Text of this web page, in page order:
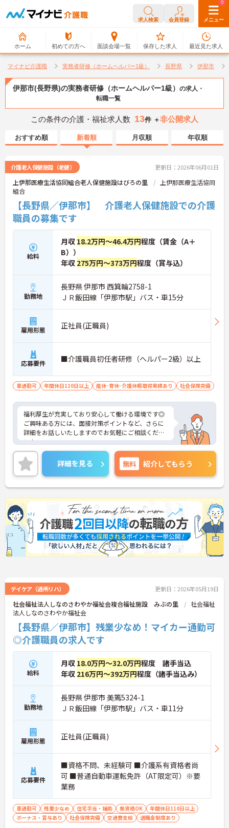
求人検索 会員登録 メニュー
ホーム 初めての方へ 面談会場一覧
0
保存した求人
0
最近見た求人
マイナビ介護職 実務者研修（ホームヘルパー1級） 長野県 伊那市
伊那市(長野県)の実務者研修（ホームヘルパー1級） の求人・
転職一覧
この条件の介護・福祉求人数 13件 ＋非公開求人
おすすめ順 新着順 月収順 年収順
介護老人保健施設（老健） 更新日：2026年06月01日
上伊那医療生活協同組合老人保健施設はびろの里
上伊那医療生活協同
組合
【長野県／伊那市】 介護老人保健施設での介護
職員の募集です
給料
月収 18.2万円～46.4万円程度（賃金（A＋
B））
年収 275万円～373万円程度（賞与込）
勤務地
長野県 伊那市 西箕輪2758-1
ＪＲ飯田線「伊那市駅」バス・車15分
雇用形態 正社員(正職員)
応募要件 ■介護職員初任者研修（ヘルパー2級）以上
車通勤可 年間休日110日以上 産休･育休･介護休暇取得実績あり 社会保険完備
福利厚生が充実しており安心して働ける環境です◎
ご興味ある方には、面接対策ポイントなど、さらに
詳細をお話しいたしますのでお気軽にご相談くださ
い！
詳細を見る 無料 紹介してもらう
デイケア（通所リハ） 更新日：2026年05月19日
社会福祉法人しなのさわやか福祉会複合福祉施設 みぶの里
社会福祉
法人しなのさわやか福祉会
【長野県／伊那市】残業少なめ！マイカー通勤可
◎介護職員の求人です
給料
月収 18.0万円～32.0万円程度 諸手当込
年収 216万円～392万円程度（諸手当込み）
勤務地
長野県 伊那市 美篶5324-1
ＪＲ飯田線「伊那市駅」バス・車11分
雇用形態 正社員(正職員)
応募要件
■資格不問、未経験可 ■介護系有資格者尚
可 ■普通自動車運転免許（AT限定可）※要
業務
車通勤可 残業少なめ 住宅手当・補助 無資格OK
年間休日110日以上
ボーナス・賞与あり
社会保険完備 交通費支給 退職金制度あり